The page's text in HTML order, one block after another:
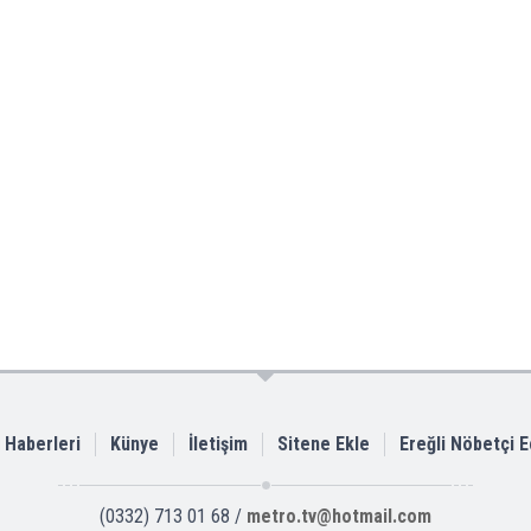
Haberleri Künye İletişim Sitene Ekle Ereğli Nöbetçi
(0332) 713 01 68 / metro.tv@hotmail.com